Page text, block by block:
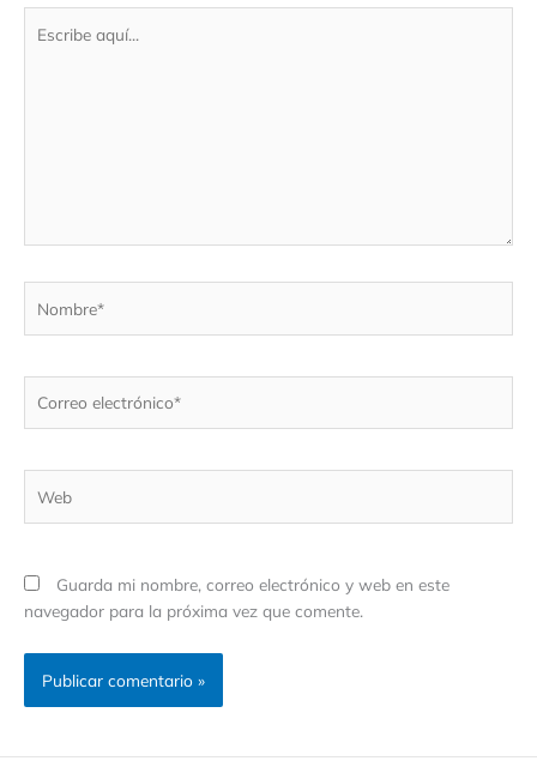
aquí...
electrónico*
Guarda mi nombre, correo electrónico y web en este
navegador para la próxima vez que comente.